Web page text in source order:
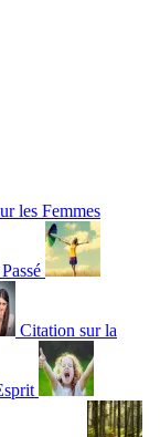
les Femmes
Citation sur la